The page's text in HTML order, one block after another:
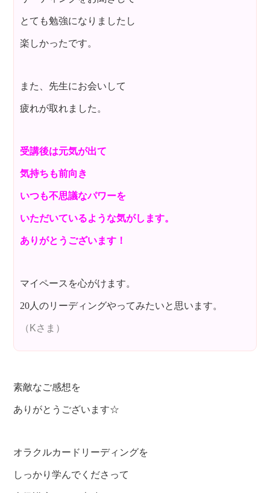
とても勉強になりましたし
楽しかったです。
また、先生にお会いして
疲れが取れました。
受講後は元気が出て
気持ちも前向き
いつも不思議なパワーを
いただいているような気がします。
ありがとうございます！
マイペースを心がけます。
20人のリーディングやってみたいと思います。
（Kさま）
素敵なご感想を
ありがとうございます☆
オラクルカードリーディングを
しっかり学んでくださって